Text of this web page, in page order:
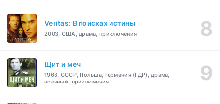
Veritas: В поисках истины
2003, США, драма, приключения
Щит и меч
1968, СССР, Польша, Германия (ГДР), драма,
военный, приключения